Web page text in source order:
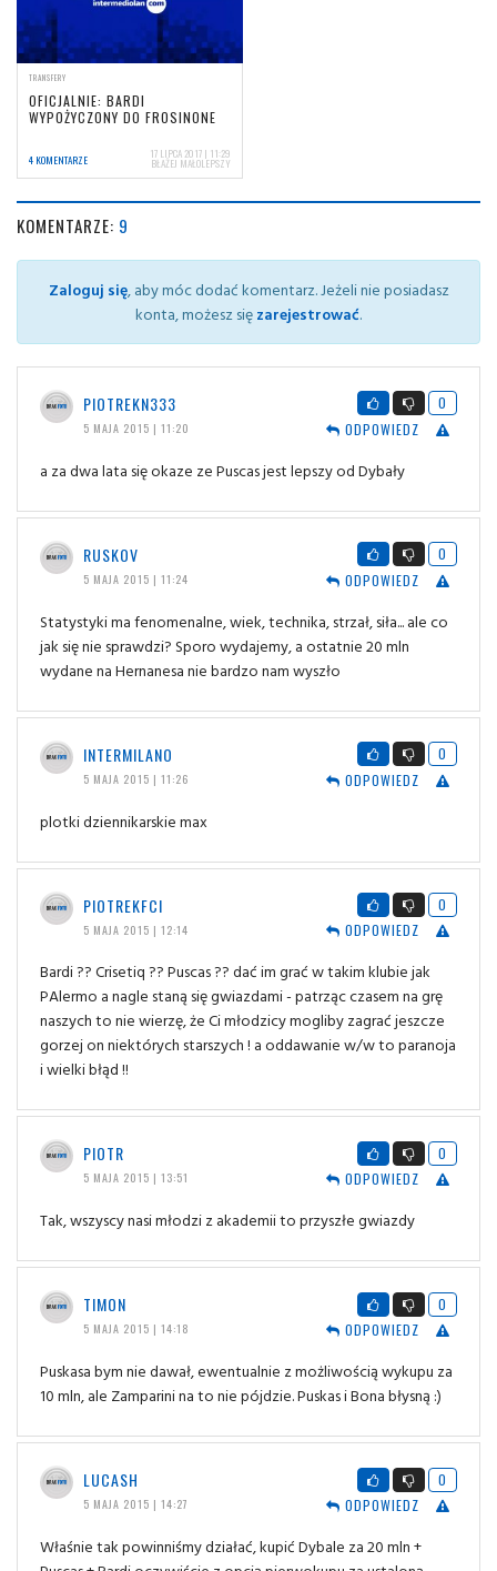
TRANSFERY
OFICJALNIE: BARDI
WYPOŻYCZONY DO FROSINONE
4 KOMENTARZE 17 LIPCA 2017 | 11:29
BŁAŻEJ MAŁOLEPSZY
KOMENTARZE: 9
Zaloguj się, aby móc dodać komentarz. Jeżeli nie posiadasz
konta, możesz sięzarejestrować.
PIOTREKN333
5 MAJA 2015 | 11:20
0
ODPOWIEDZ
a za dwa lata się okaze ze Puscas jest lepszy od Dybały
RUSKOV
5 MAJA 2015 | 11:24
0
ODPOWIEDZ
Statystyki ma fenomenalne, wiek, technika, strzał, siła... ale co
jak się nie sprawdzi? Sporo wydajemy, a ostatnie 20 mln
wydane na Hernanesa nie bardzo nam wyszło
INTERMILANO
5 MAJA 2015 | 11:26
0
ODPOWIEDZ
plotki dziennikarskie max
PIOTREKFCI
5 MAJA 2015 | 12:14
0
ODPOWIEDZ
Bardi ?? Crisetiq ?? Puscas ?? dać im grać w takim klubie jak
PAlermo a nagle staną się gwiazdami - patrząc czasem na grę
naszych to nie wierzę, że Ci młodzicy mogliby zagrać jeszcze
gorzej on niektórych starszych ! a oddawanie w/w to paranoja
i wielki błąd !!
PIOTR
5 MAJA 2015 | 13:51
0
ODPOWIEDZ
Tak, wszyscy nasi młodzi z akademii to przyszłe gwiazdy
TIMON
5 MAJA 2015 | 14:18
0
ODPOWIEDZ
Puskasa bym nie dawał, ewentualnie z możliwością wykupu za
10 mln, ale Zamparini na to nie pójdzie. Puskas i Bona błysną :)
LUCASH
5 MAJA 2015 | 14:27
0
ODPOWIEDZ
Właśnie tak powinniśmy działać, kupić Dybale za 20 mln +